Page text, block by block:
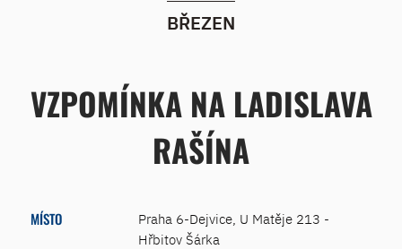
BŘEZEN
VZPOMÍNKA NA LADISLAVA
RAŠÍNA
MÍSTO
Praha 6-Dejvice, U Matěje 213 -
Hřbitov Šárka